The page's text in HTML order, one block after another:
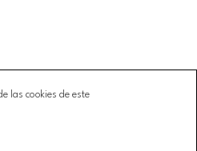
las cookies de este